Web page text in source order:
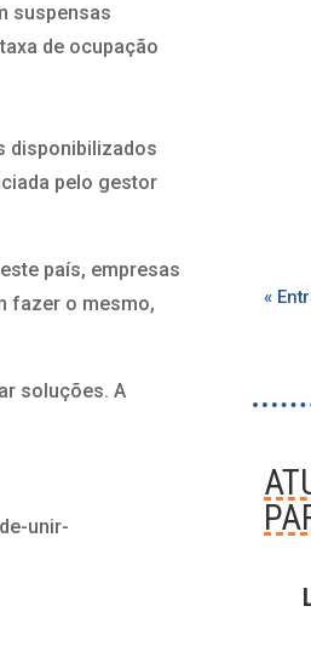
suspensas
de ocupação
disponibilizados
pelo gestor
país, empresas
fazer o mesmo,
soluções. A
unir-
«